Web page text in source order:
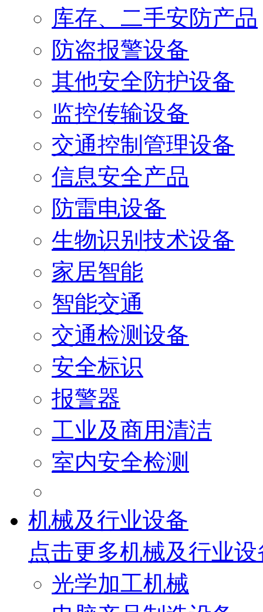
库存、二手安防产品
防盗报警设备
其他安全防护设备
监控传输设备
交通控制管理设备
信息安全产品
防雷电设备
生物识别技术设备
家居智能
智能交通
交通检测设备
安全标识
报警器
工业及商用清洁
室内安全检测
机械及行业设备
点击更多机械及行业设
光学加工机械